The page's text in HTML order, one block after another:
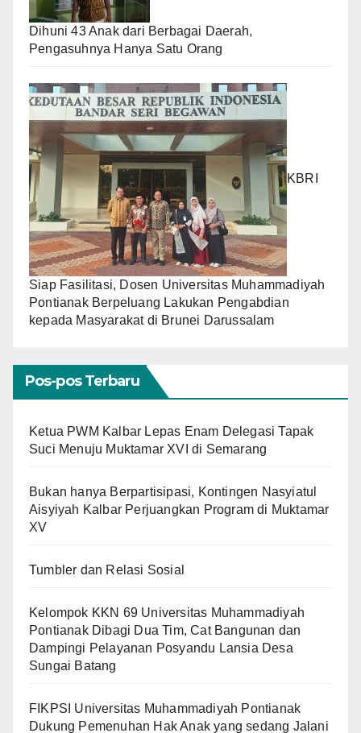
Dihuni 43 Anak dari Berbagai Daerah,
Pengasuhnya Hanya Satu Orang
KBRI
Siap Fasilitasi, Dosen Universitas Muhammadiyah
Pontianak Berpeluang Lakukan Pengabdian
kepada Masyarakat di Brunei Darussalam
Pos-pos Terbaru
Ketua PWM Kalbar Lepas Enam Delegasi Tapak
Suci Menuju Muktamar XVI di Semarang
Bukan hanya Berpartisipasi, Kontingen Nasyiatul
Aisyiyah Kalbar Perjuangkan Program di Muktamar
XV
Tumbler dan Relasi Sosial
Kelompok KKN 69 Universitas Muhammadiyah
Pontianak Dibagi Dua Tim, Cat Bangunan dan
Dampingi Pelayanan Posyandu Lansia Desa
Sungai Batang
FIKPSI Universitas Muhammadiyah Pontianak
Dukung Pemenuhan Hak Anak yang sedang Jalani